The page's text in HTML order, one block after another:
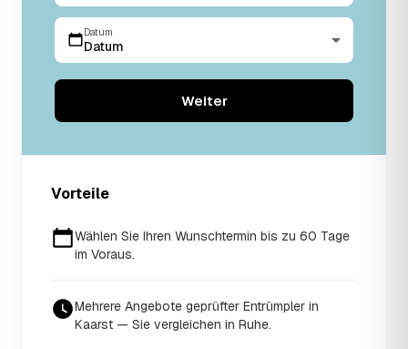
Datum
Datum
Weiter
Vorteile
Wählen Sie Ihren Wunschtermin bis zu 60 Tage
im Voraus.
Mehrere Angebote geprüfter Entrümpler in
Kaarst — Sie vergleichen in Ruhe.